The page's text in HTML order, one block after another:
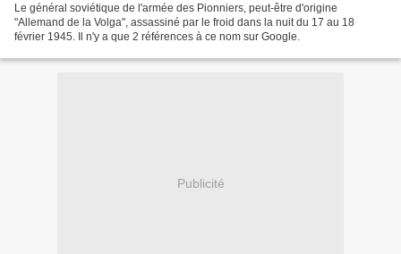
Le général soviétique de l'armée des Pionniers, peut-être d'origine
"Allemand de la Volga", assassiné par le froid dans la nuit du 17 au 18
février 1945. Il n'y a que 2 références à ce nom sur Google.
Publicité